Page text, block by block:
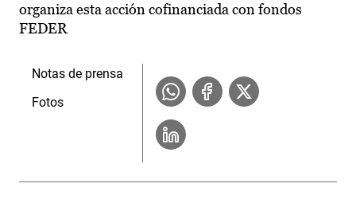
organiza esta acción cofinanciada con fondos
FEDER
Notas de prensa
Fotos